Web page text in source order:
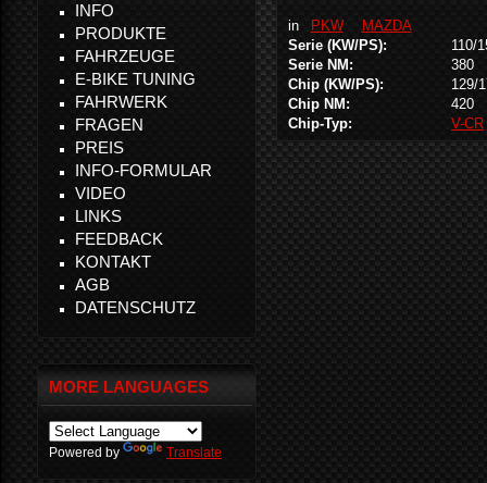
in PKW
MAZDA
Serie (KW/PS):
110/
Serie NM:
380
Chip (KW/PS):
129/
Chip NM:
420
Chip-Typ:
V-CR
INFO
PRODUKTE
FAHRZEUGE
E-BIKE TUNING
FAHRWERK
FRAGEN
PREIS
INFO-FORMULAR
VIDEO
LINKS
FEEDBACK
KONTAKT
AGB
DATENSCHUTZ
MORE LANGUAGES
Powered by Translate